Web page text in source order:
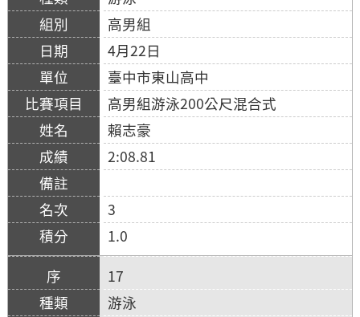
高男組
4月22日
臺中市東山高中
高男組游泳200公尺混合式
賴志豪
2:08.81
3
1.0
17
游泳